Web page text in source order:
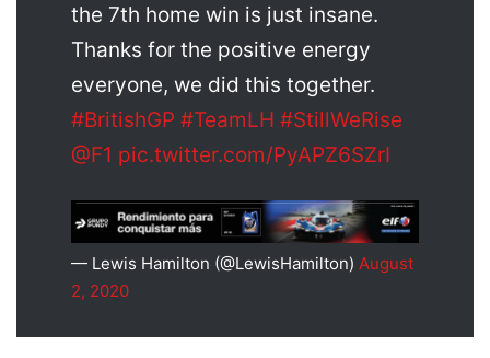
the 7th home win is just insane.
Thanks for the positive energy
everyone, we did this together.
#BritishGP #TeamLH #StillWeRise
@F1 pic.twitter.com/PyAPZ6SZrI
— Lewis Hamilton (@LewisHamilton) August
2, 2020